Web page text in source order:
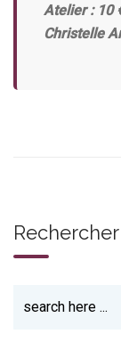
Atelier : 10
Christelle
Rechercher